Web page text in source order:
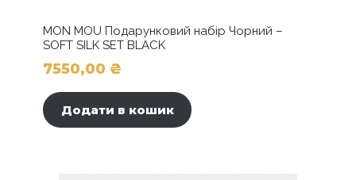
MON MOU Подарунковий набір Чорний –
SOFT SILK SET BLACK
7550,00 ₴
Додати в кошик